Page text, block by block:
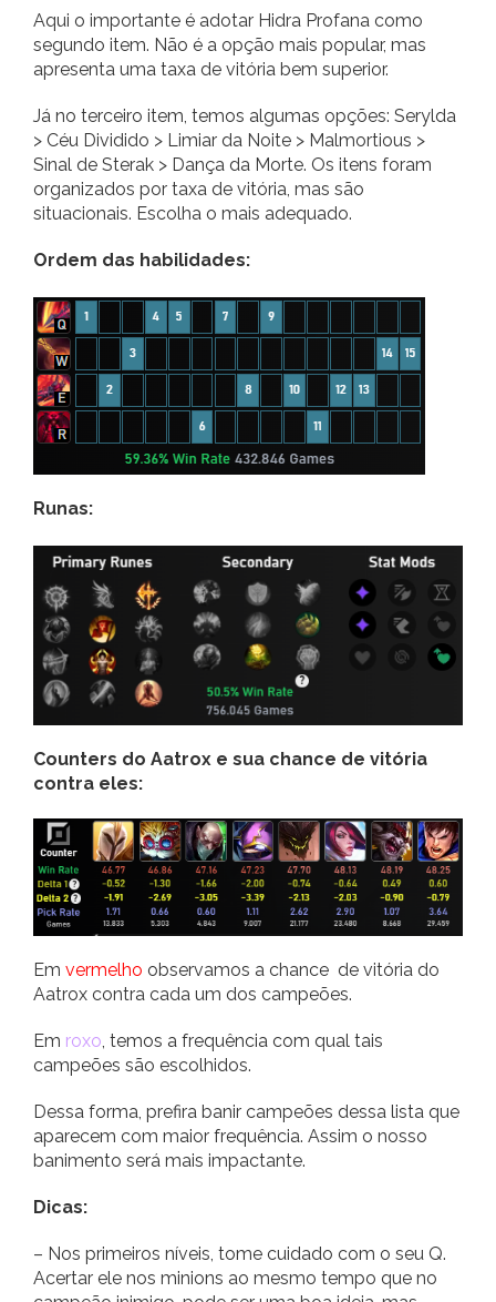
Aqui o importante é adotar Hidra Profana como
segundo item. Não é a opção mais popular, mas
apresenta uma taxa de vitória bem superior.
Já no terceiro item, temos algumas opções: Serylda
> Céu Dividido > Limiar da Noite > Malmortious >
Sinal de Sterak > Dança da Morte. Os itens foram
organizados por taxa de vitória, mas são
situacionais. Escolha o mais adequado.
Ordem das habilidades:
Runas:
Counters do Aatrox e sua chance de vitória
contra eles:
Em vermelho observamos a chance de vitória do
Aatrox contra cada um dos campeões.
Em roxo , temos a frequência com qual tais
campeões são escolhidos.
Dessa forma, prefira banir campeões dessa lista que
aparecem com maior frequência. Assim o nosso
banimento será mais impactante.
Dicas:
– Nos primeiros níveis, tome cuidado com o seu Q.
Acertar ele nos minions ao mesmo tempo que no